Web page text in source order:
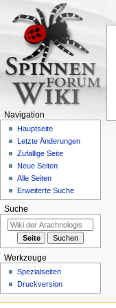
Navigation
Hauptseite
Letzte Änderungen
Zufällige Seite
Neue Seiten
Alle Seiten
Erweiterte Suche
Suche
Werkzeuge
Spezialseiten
Druckversion